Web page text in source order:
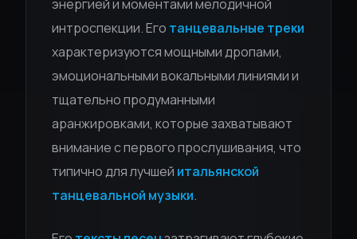
энергией и моментами мелодичной
интроспекции. Его танцевальные треки
характеризуются мощными дропами,
эмоциональными вокальными линиями и
тщательно продуманными
аранжировками, которые захватывают
внимание с первого прослушивания, что
типично для лучшей итальянской
танцевальной музыки.